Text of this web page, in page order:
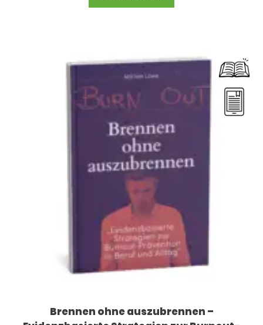
Brennen ohne auszubrennen –